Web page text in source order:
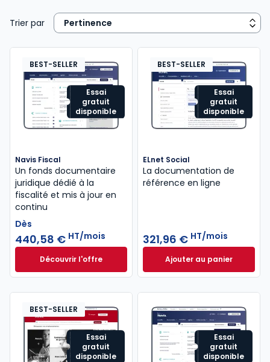
Trier par
Essai
gratuit
disponible
BEST-SELLER
Navis Fiscal
Un fonds documentaire
juridique dédié à la
fiscalité et mis à jour en
continu
Dès
440,58 € HT/mois
Découvrir l'offreNavis Fiscal à partir de
Dès
Essai
gratuit
disponible
BEST-SELLER
ELnet Social
La documentation de
référence en ligne
321,96 € HT/mois
Ajouter au panier
ELnet Social à
Essai
gratuit
disponible
BEST-SELLER
Essai
gratuit
disponible